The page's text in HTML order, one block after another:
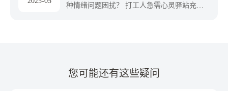
业的EAP服务经验，推出裁员全周期保障服
种情绪问题困扰？ 打工人急需心灵驿站充
健康和谐发展。
您可能还有这些疑问